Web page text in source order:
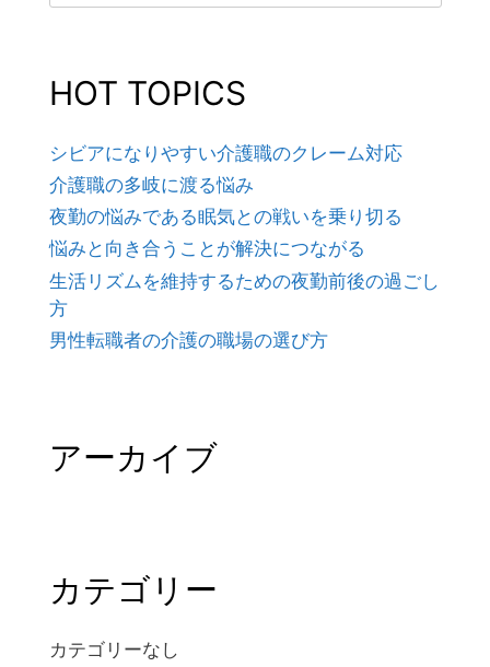
索:
HOT TOPICS
シビアになりやすい介護職のクレーム対応
介護職の多岐に渡る悩み
夜勤の悩みである眠気との戦いを乗り切る
悩みと向き合うことが解決につながる
生活リズムを維持するための夜勤前後の過ごし
方
男性転職者の介護の職場の選び方
アーカイブ
カテゴリー
カテゴリーなし